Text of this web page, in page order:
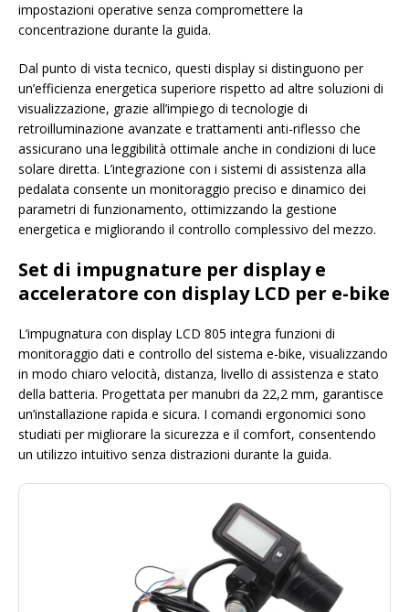
impostazioni operative senza compromettere la
concentrazione durante la guida.
Dal punto di vista tecnico, questi display si distinguono per
un’efficienza energetica superiore rispetto ad altre soluzioni di
visualizzazione, grazie all’impiego di tecnologie di
retroilluminazione avanzate e trattamenti anti-riflesso che
assicurano una leggibilità ottimale anche in condizioni di luce
solare diretta. L’integrazione con i sistemi di assistenza alla
pedalata consente un monitoraggio preciso e dinamico dei
parametri di funzionamento, ottimizzando la gestione
energetica e migliorando il controllo complessivo del mezzo.
Set di impugnature per display e
acceleratore con display LCD per e-bike
L’impugnatura con display LCD 805 integra funzioni di
monitoraggio dati e controllo del sistema e-bike, visualizzando
in modo chiaro velocità, distanza, livello di assistenza e stato
della batteria. Progettata per manubri da 22,2 mm, garantisce
un’installazione rapida e sicura. I comandi ergonomici sono
studiati per migliorare la sicurezza e il comfort, consentendo
un utilizzo intuitivo senza distrazioni durante la guida.